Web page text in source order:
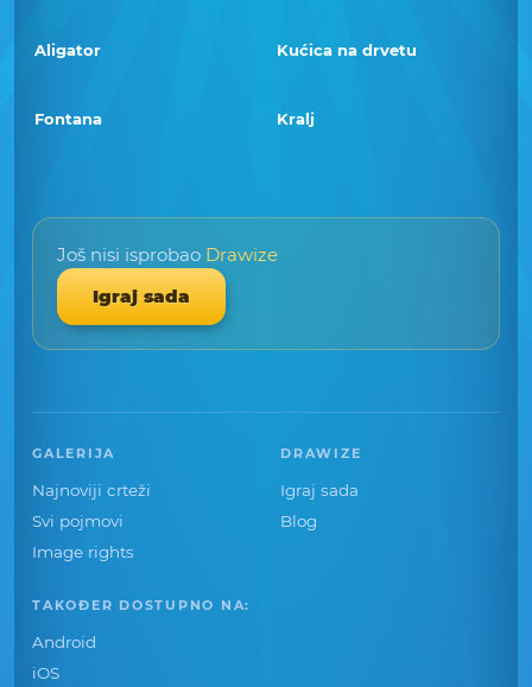
Aligator Kućica na drvetu
Fontana Kralj
Još nisi isprobao Drawize
Igraj sada
GALERIJA
Najnoviji crteži
Svi pojmovi
Image rights
DRAWIZE
Igraj sada
Blog
TAKOĐER DOSTUPNO NA:
Android
iOS